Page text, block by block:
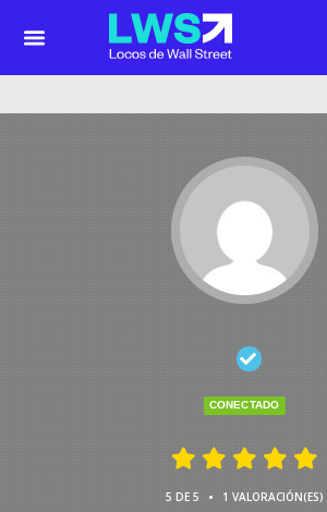
CONECTADO
5 DE 5 • 1 VALORACIÓN(ES)